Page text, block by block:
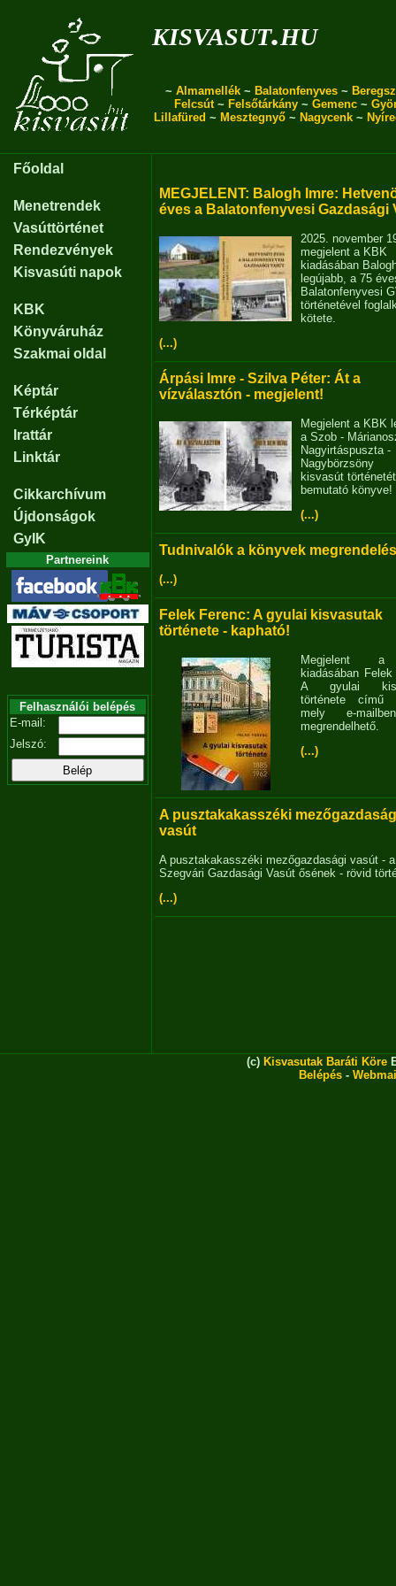
kisvasut.hu
~ Almamellék ~ Balatonfenyves ~
Felcsút~ Felsőtárkány ~ Gemenc ~
Lillafüred ~ Mesztegnyő ~ Nagycenk ~
Főoldal
Menetrendek
Vasúttörténet
Rendezvények
Kisvasúti napok
KBK
Könyváruház
Szakmai oldal
Képtár
Térképtár
Irattár
Linktár
Cikkarchívum
Újdonságok
GyIK
Partnereink
Felhasználói belépés
E-mail:
Jelszó:
MEGJELENT: Balogh Imre:
éves a Balatonfenyvesi Gazdasági
2025. november
megjelent a KBK
kiadásában
legújabb, a 75
Balatonfenyvesi
történetével
kötete.
(...)
Árpási Imre - Szilva Péter: Át a
vízválasztón - megjelent!
Megjelent a KBK
a Szob -
Nagyirtáspuszta -
Nagybörzsöny
kisvasút történetét
bemutató könyve!
(...)
Tudnivalók a könyvek
(...)
Felek Ferenc: A gyulai kisvasutak
története - kapható!
Megjelent
kiadásában
A gyulai
története című
mely e-
megrendelhető.
(...)
A pusztakakasszéki
vasút
A pusztakakasszéki mezőgazdasági vasút - a
Szegvári Gazdasági Vasút ősének - rövid
(...)
(c) Kisvasutak Baráti Köre
Belépés -